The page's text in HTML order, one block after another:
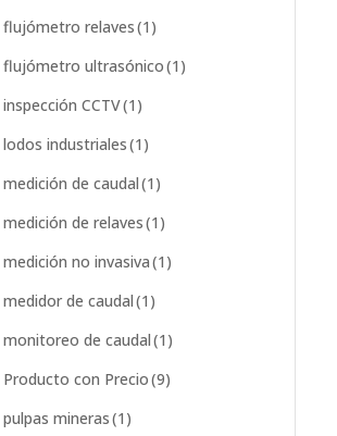
flujómetro relaves(1)
flujómetro ultrasónico(1)
inspección CCTV(1)
lodos industriales(1)
medición de caudal(1)
medición de relaves(1)
medición no invasiva(1)
medidor de caudal(1)
monitoreo de caudal(1)
Producto con Precio(9)
pulpas mineras(1)